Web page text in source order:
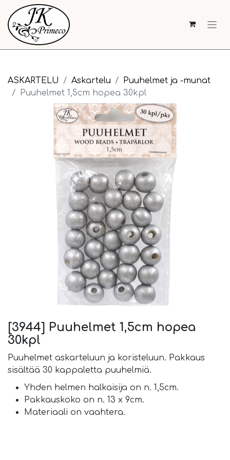
ASKARTELU Askartelu
Puuhelmet ja -munat
Puuhelmet 1,5cm hopea 30kpl
[3944] Puuhelmet 1,5cm hopea
30kpl
Puuhelmet askarteluun ja koristeluun. Pakkaus
sisältää 30 kappaletta puuhelmiä.
Yhden helmen halkaisija on n. 1,5cm.
Pakkauskoko on n. 13 x 9cm.
Materiaali on vaahtera.